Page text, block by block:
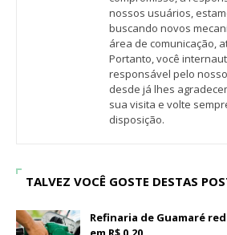
nossos usuários,
buscando novos
área de comunicação,
Portanto, você
responsável pelo
desde já lhes
sua visita e volte
disposição.
TALVEZ VOCÊ GOSTE DESTAS
Refinaria de Guamaré